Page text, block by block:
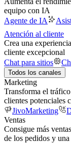
equipo con IA
Agente de IA
Atención al cliente
Crea una
cliente excepcional
Chat para sitios
Todos los canales
Marketing
Transforma el
clientes potenciales
JivoMarketing
Ventas
Consigue más
de los pedidos y